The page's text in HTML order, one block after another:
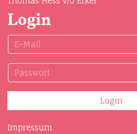
Login
Impressum